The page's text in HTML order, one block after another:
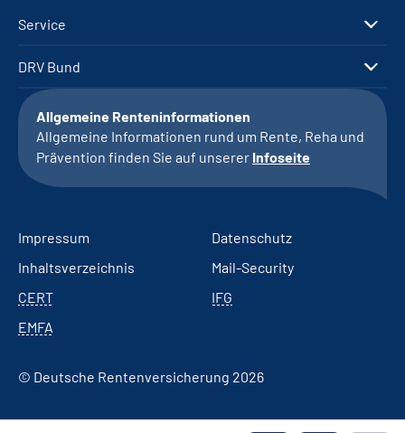
Service
DRV Bund
Allgemeine Renteninformationen
Allgemeine Informationen rund um Rente, Reha und
Prävention finden Sie auf unserer Infoseite
Impressum
Datenschutz
Inhaltsverzeichnis
Mail-Security
CERT
IFG
EMFA
© Deutsche Rentenversicherung 2026